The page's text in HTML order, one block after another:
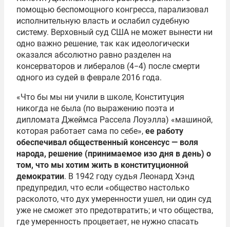
помощью беспомощного конгресса, парализовал
исполнительную власть и ослабил судебную
систему. Верховный суд США не может вынести ни
одно важно решение, так как идеологически
оказался абсолютно равно разделен на
консерваторов и либералов (4−4) после смерти
одного из судей в феврале 2016 года.
«Что бы мы ни учили в школе, Конституция
никогда не была (по выражению поэта и
дипломата Джеймса Рассела Лоуэлла) «машиной,
которая работает сама по себе», ее работу
обеспечивал общественный консенсус — воля
народа, решение (принимаемое изо дня в день) о
том, что мы хотим жить в конституционной
демократии. В 1942 году судья Леонард Хэнд
предупредил, что если «общество настолько
расколото, что дух умеренности ушел, ни один суд
уже не сможет это предотвратить; и что общества,
где умеренность процветает, не нужно спасать